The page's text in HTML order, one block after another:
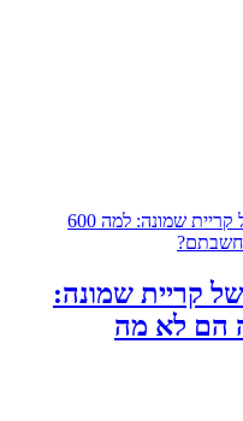
קריית שמונה:
הם לא מה